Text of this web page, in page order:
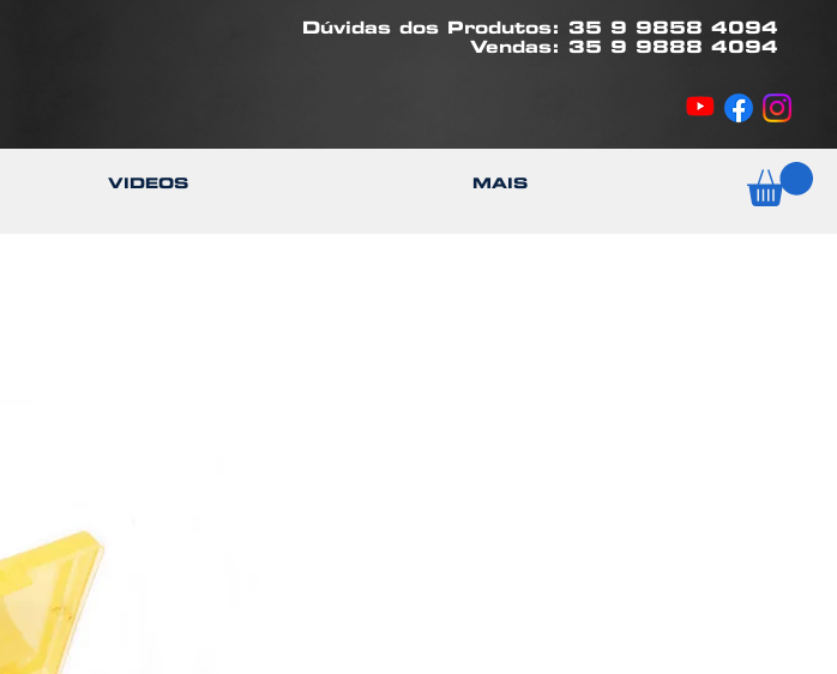
Dúvidas dos Produtos: 35 9 9858 4094
Vendas: 35 9 9888 4094
VIDEOS MAIS